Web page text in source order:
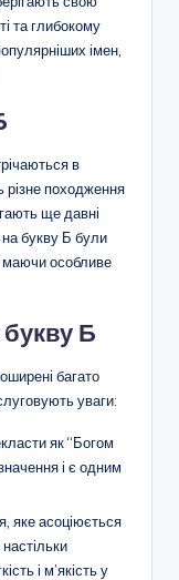
та глибокому
імен,
в
різне походження
ще давні
на букву Б були
маючи особливе
букву Б
багато
уваги:
як “Богом
і є одним
яке асоціюється
і м’якість у